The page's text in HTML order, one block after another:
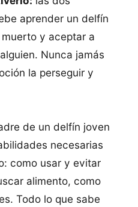
aprender un delfín
y aceptar a
Nunca jamás
la perseguir y
de un delfín joven
necesarias
como usar y evitar
alimento, como
Todo lo que sabe